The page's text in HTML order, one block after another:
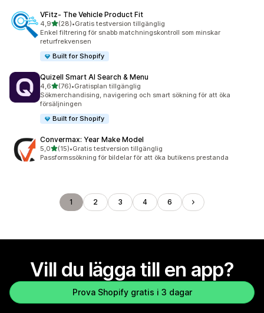
VFitz‑ The Vehicle Product Fit
4,9av 5 stjärnor
(28)
28 recensioner totalt
•Gratis testversion tillgänglig
Enkel filtrering för snabb matchningskontroll som minskar
returfrekvensen
Built for Shopify
Quizell Smart AI Search & Menu
4,6av 5 stjärnor
(76)
76 recensioner totalt
•Gratisplan tillgänglig
Sökmerchandising, navigering och smart sökning för att öka
försäljningen
Built for Shopify
Convermax: Year Make Model
5,0av 5 stjärnor
(15)
15 recensioner totalt
•Gratis testversion tillgänglig
Passformssökning för bildelar för att öka butikens prestanda
1 2 3 4 6
Vill du lägga till en app?
Prova Shopify gratis i 3 dagar